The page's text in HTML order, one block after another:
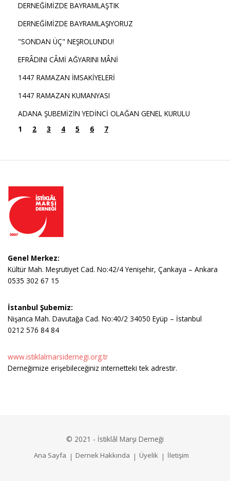
DERNEĞİMİZDE BAYRAMLAŞTIK
DERNEĞİMİZDE BAYRAMLAŞIYORUZ
"SONDAN ÜÇ" NEŞROLUNDU!
EFRÂDINI CÂMİ AĞYARINI MÂNİ
1447 RAMAZAN İMSAKİYELERİ
1447 RAMAZAN KUMANYASI
ADANA ŞUBEMİZİN YEDİNCİ OLAĞAN GENEL KURULU
1
2 3 4 5 6 7
Genel Merkez:
Kültür Mah. Meşrutiyet Cad. No:42/4 Yenişehir, Çankaya – Ankara
0535 302 67 15
İstanbul Şubemiz:
Nişanca Mah. Davutağa Cad. No:40/2 34050 Eyüp – İstanbul
0212 576 84 84
www.istiklalmarsidernegi.org.tr
Derneğimize erişebileceğiniz internetteki tek adrestir.
© 2021 - İstiklâl Marşı Derneği
Ana Sayfa Dernek Hakkında Üyelik İletişim